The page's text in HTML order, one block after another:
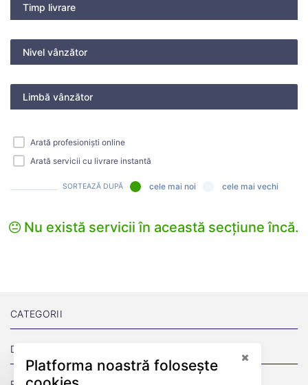
Timp livrare
Nivel vânzător
Limbă vânzător
Arată profesioniști online
Arată servicii cu livrare instantă
SORTEAZĂ DUPĂ cele mai noi cele mai vechi
Nu există servicii în această secțiune încă.
CATEGORII
DESPRE
Platforma noastră folosește